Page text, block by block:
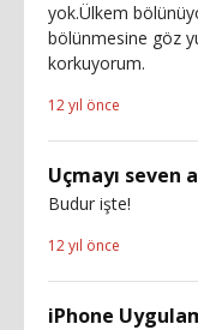
yok.Ülkem
bölünmesine göz
korkuyorum.
12 yıl önce
Uçmayı seven
Budur işte!
12 yıl önce
iPhone